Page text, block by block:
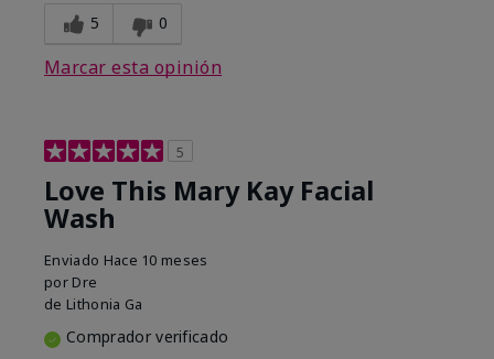
5 0
Marcar esta opinión
5
Love This Mary Kay Facial
Wash
Enviado Hace 10 meses
por Dre
de Lithonia Ga
Comprador verificado